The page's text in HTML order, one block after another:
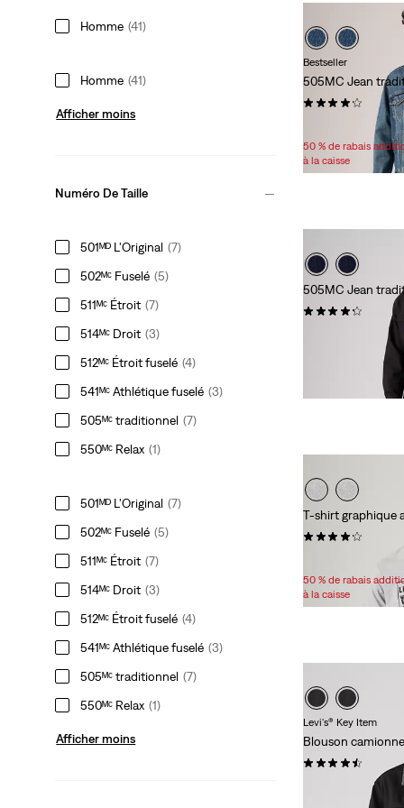
Homme (41)
Homme (41)
Afficher moins
Numéro De Taille
501ᴹᴰ L'Original (7)
502ᴹᶜ Fuselé (5)
511ᴹᶜ Étroit (7)
514ᴹᶜ Droit (3)
512ᴹᶜ Étroit fuselé (4)
541ᴹᶜ Athlétique fuselé (3)
505ᴹᶜ traditionnel (7)
550ᴹᶜ Relax (1)
501ᴹᴰ L'Original (7)
502ᴹᶜ Fuselé (5)
511ᴹᶜ Étroit (7)
514ᴹᶜ Droit (3)
512ᴹᶜ Étroit fuselé (4)
541ᴹᶜ Athlétique fuselé (3)
505ᴹᶜ traditionnel (7)
550ᴹᶜ Relax (1)
Afficher moins
Bestseller
505MC Jean
(5645)
50 % de rabais
à la caisse
505MC Jean
(5954)
T-shirt graphique
Price
is
Price
was
50 % de rabais
à la caisse
Levi's® Key Item
Blouson